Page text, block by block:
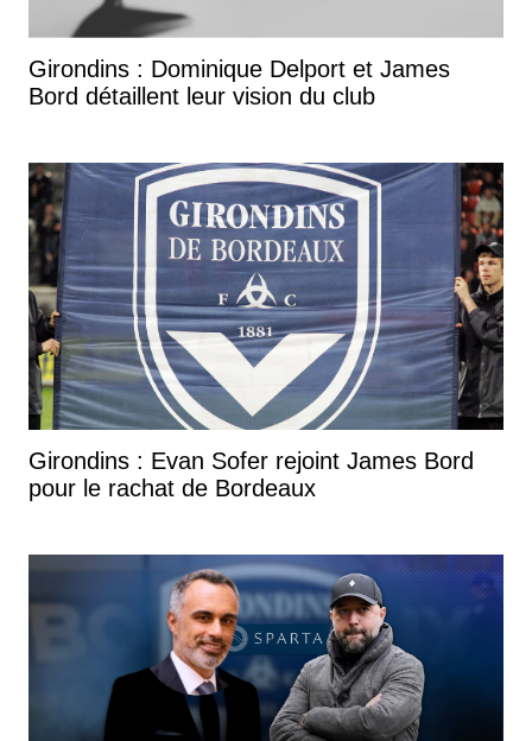
Girondins : Dominique Delport et James
Bord détaillent leur vision du club
Girondins : Evan Sofer rejoint James Bord
pour le rachat de Bordeaux